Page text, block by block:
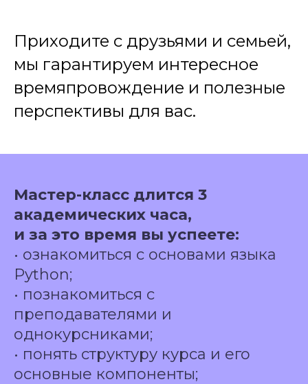
Приходите с друзьями и семьей,
мы гарантируем интересное
времяпровождение и полезные
перспективы для вас.
Мастер-класс длится 3
академических часа,
и за это время вы успеете:
• ознакомиться с основами языка
Python;
• познакомиться с
преподавателями и
однокурсниками;
• понять структуру курса и его
основные компоненты;